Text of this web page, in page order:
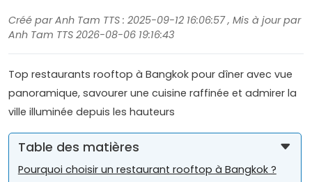
Créé par Anh Tam TTS : 2025-09-12 16:06:57 , Mis à jour par
Anh Tam TTS 2026-08-06 19:16:43
Top restaurants rooftop à Bangkok pour dîner avec vue
panoramique, savourer une cuisine raffinée et admirer la
ville illuminée depuis les hauteurs
Table des matières
Pourquoi choisir un restaurant rooftop à Bangkok ?